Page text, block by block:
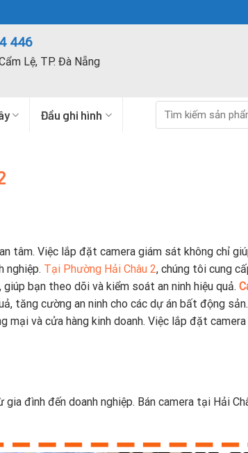
446
Lệ, TP. Đà Nẵng
Đầu ghi hình
kiếm:
tâm. Việc lắp đặt camera giám sát không chỉ
nghiệp. Tại Phường Hải Châu 2, chúng tôi cung
bạn theo dõi và kiểm soát an ninh hiệu quả.
tăng cường an ninh cho các dự án bất động
mại và cửa hàng kinh doanh. Việc lắp đặt camera
đình đến doanh nghiệp. Bán camera tại Hải